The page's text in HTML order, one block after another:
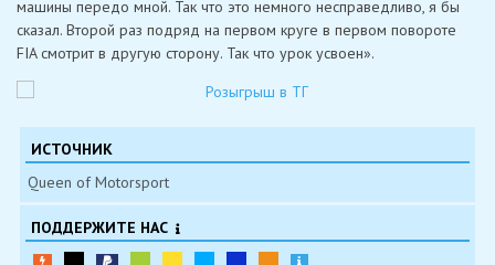
машины передо мной. Так что это немного несправедливо, я бы
сказал. Второй раз подряд на первом круге в первом повороте
FIA смотрит в другую сторону. Так что урок усвоен».
ИСТОЧНИК
Queen of Motorsport
ПОДДЕРЖИТЕ НАС